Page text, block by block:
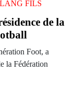
LANG FILS
de la
Foot, a
la Fédération